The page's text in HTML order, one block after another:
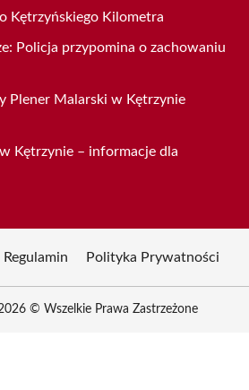
Kętrzyńskiego Kilometra
Policja przypomina o zachowaniu
Plener Malarski w Kętrzynie
Kętrzynie – informacje dla
Regulamin Polityka Prywatności
© Wszelkie Prawa Zastrzeżone